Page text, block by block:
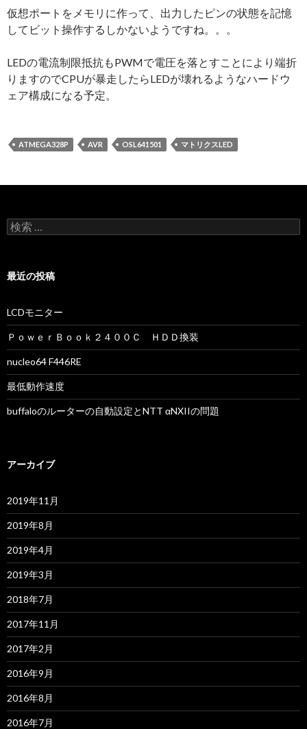
仮想ポートをメモリに作って、出力したピンの状態を記憶
してビット操作するしかないようですね。。。
LEDの電流制限抵抗もPWMで電圧を落とすことにより端折
りますのでCPUが暴走したらLEDが壊れるようなハードウ
ェア構成になる予定。
ATMEGA328P AVR OSL641501 マトリクスLED
検索:
最近の投稿
LCDモニター
ＰｏｗｅｒＢｏｏｋ２４００Ｃ ＨＤＤ換装
nucleo64 F446RE
最低動作速度
buffaloのルーターの自動設定とNTT αNXIIの問題
アーカイブ
2019年11月
2019年8月
2019年4月
2019年3月
2018年7月
2017年11月
2017年2月
2016年9月
2016年8月
2016年7月